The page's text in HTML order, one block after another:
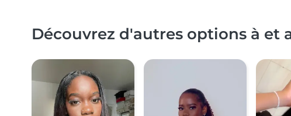
Découvrez d'autres options à et